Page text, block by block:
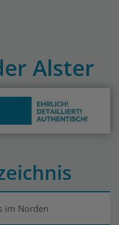
Alster
im Norden